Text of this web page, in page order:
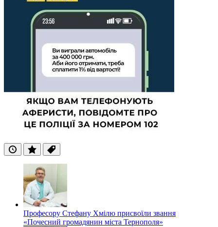
ОстанніПопулярні
Теги
Професору Стефану Хмілю присвоїли звання
«Почесний громадянин міста Тернополя»